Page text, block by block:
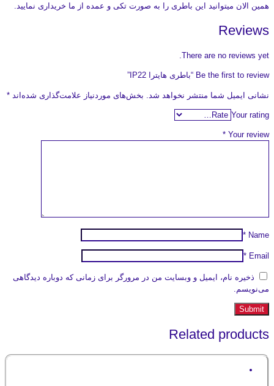
همین الان میتوانید این باطری را به صورت تکی و عمده از ما خریداری نمایید.
Reviews
There are no reviews yet.
Be the first to review “باطری هایترا IP22”
نشانی ایمیل شما منتشر نخواهد شد. بخش‌های موردنیاز علامت‌گذاری شده‌اند *
Your rating
Your review
*
Name
*
Email
*
ذخیره نام، ایمیل و وبسایت من در مرورگر برای زمانی که دوباره دیدگاهی
می‌نویسم.
Related products